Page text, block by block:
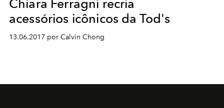
Chiara Ferragni recria
acessórios icônicos da Tod's
13.06.2017 por Calvin Chong